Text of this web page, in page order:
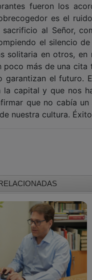
fueron los
es el
sacrificio al Señor,
el silencio
solitaria en otros,
poco más de una cita
garantizan el futuro.
la capital y que nos
que no cabía
nuestra cultura.